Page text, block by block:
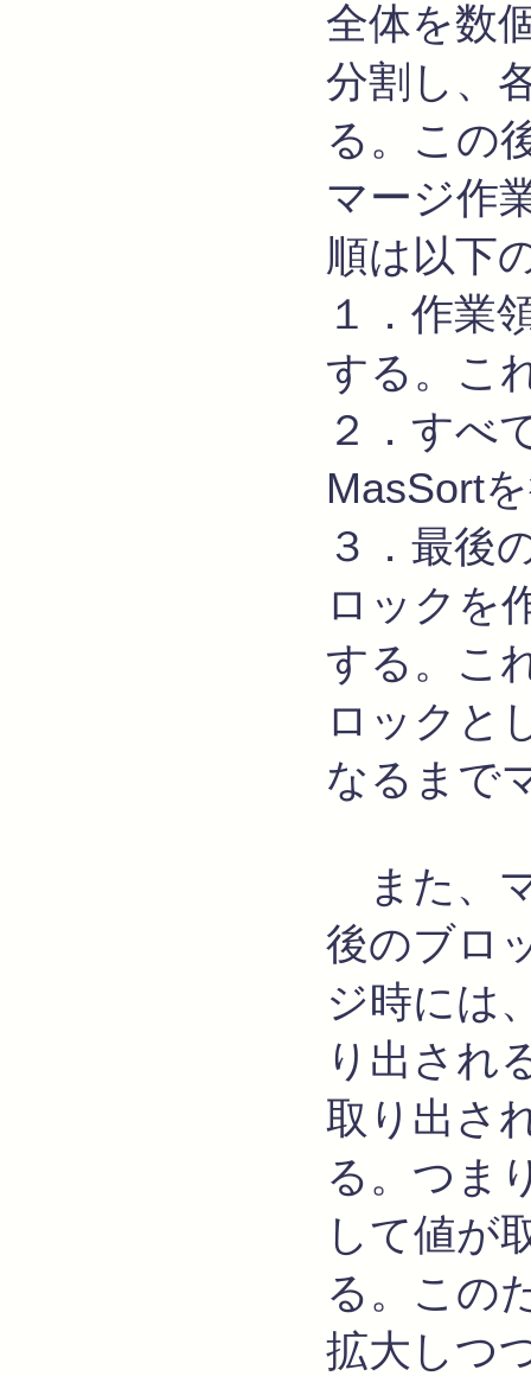
全体を数
分割し、
る。この
マージ作
順は以下
１．作業
する。こ
２．すべ
MasSort
３．最後
ロックを
する。こ
ロックと
なるまで
また、
後のブロ
ジ時には
り出され
取り出さ
る。つま
して値が
る。この
拡大しつ